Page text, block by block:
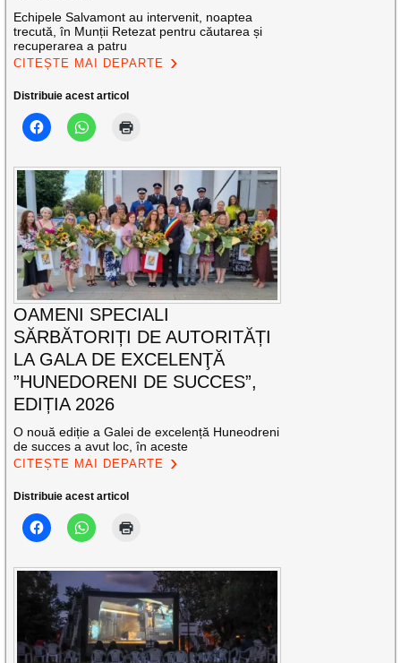
Echipele Salvamont au intervenit, noaptea
trecută, în Munții Retezat pentru căutarea și
recuperarea a patru
CITEȘTE MAI DEPARTE
Distribuie acest articol
OAMENI SPECIALI
SĂRBĂTORIȚI DE AUTORITĂȚI
LA GALA DE EXCELENŢĂ
”HUNEDORENI DE SUCCES”,
EDIȚIA 2026
O nouă ediție a Galei de excelență Huneodreni
de succes a avut loc, în aceste
CITEȘTE MAI DEPARTE
Distribuie acest articol